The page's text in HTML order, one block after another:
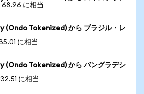
68.96 に相当
(Ondo Tokenized) から ブラジル・レ
に相当
(Ondo Tokenized) から バングラデシ
に相当